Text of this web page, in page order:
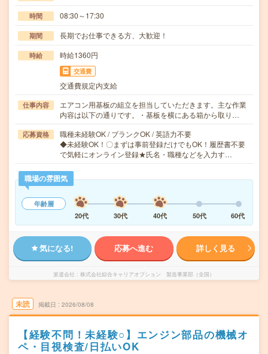
時間 08:30～17:30
期間 長期でお仕事できる方、大歓迎！
時給 時給1360円
交通費
交通費規定内支給
仕事内容
エアコン用基板の組立を担当していただきます。主な作業
内容は以下の通りです。・基板を横にある箱から取り…
応募資格
職種未経験OK / ブランクOK / 英語力不要
◆未経験OK！〇まずは事前登録だけでもOK！履歴書不要
で気軽にオンライン登録★氏名・職種などを入力す…
職場の雰囲気
年齢層
20代
30代 40代 50代 60代
気になる! 応募へ進む 詳しく見る
派遣会社 株式会社綜合キャリアオプション 製造事業部（全国）
未読 掲載日 2026/08/08
【経験不問！未経験○】エンジン部品の機械オ
ペ・目視検査/日払いOK